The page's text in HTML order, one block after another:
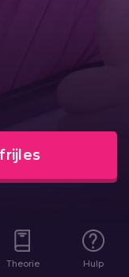
Theorie Hulp